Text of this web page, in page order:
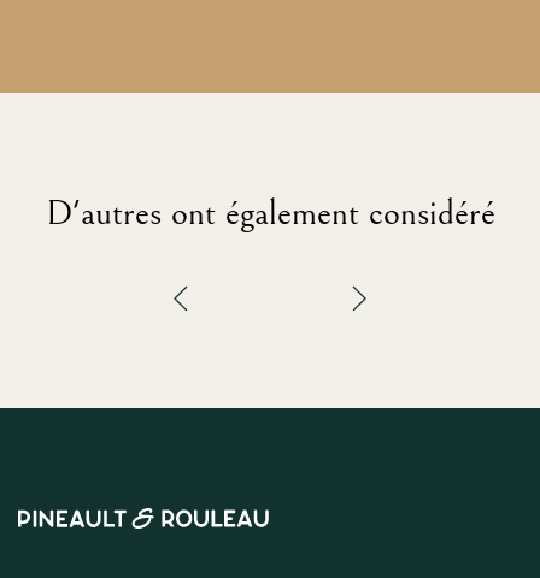
D'autres ont également considéré